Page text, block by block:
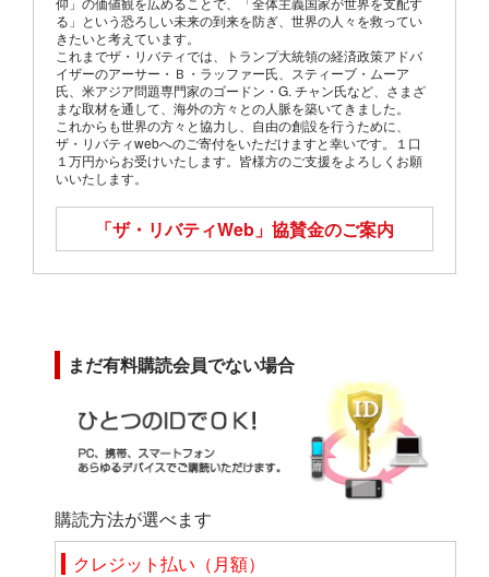
る」という恐ろしい未来の到来を防ぎ、世界の人々を救ってい
きたいと考えています。
これまでザ・リバティでは、トランプ大統領の経済政策アドバ
イザーのアーサー・Ｂ・ラッファー氏、スティーブ・ムーア
氏、米アジア問題専門家のゴードン・G. チャン氏など、さまざ
まな取材を通して、海外の方々との人脈を築いてきました。
これからも世界の方々と協力し、自由の創設を行うために、
ザ・リバティwebへのご寄付をいただけますと幸いです。１口
１万円からお受けいたします。皆様方のご支援をよろしくお願
いいたします。
「ザ・リバティWeb」 協賛金のご案内
まだ有料購読会員でない場合
購読方法が選べます
クレジット払い（月額）